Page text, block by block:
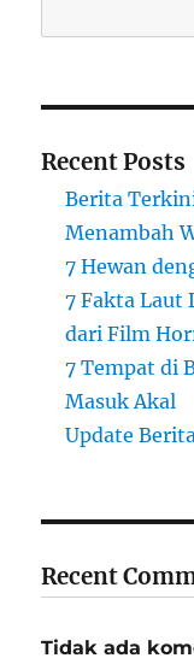
Recent Posts
Berita
Menambah
7 Hewan
7 Fakta Laut
dari Film
7 Tempat di
Masuk Akal
Update
Recent
Tidak ada